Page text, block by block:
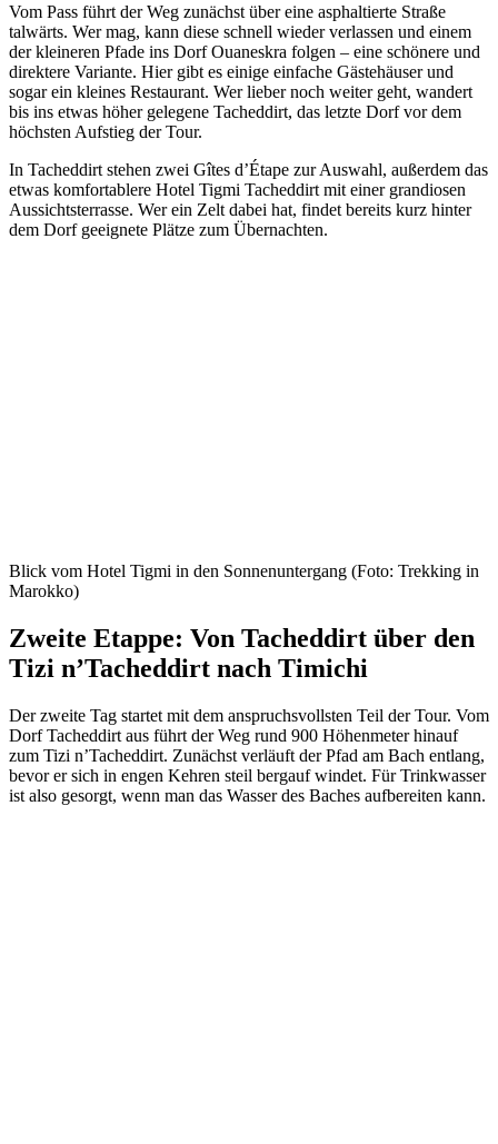
Vom Pass führt der Weg zunächst über eine asphaltierte Straße
talwärts. Wer mag, kann diese schnell wieder verlassen und einem
der kleineren Pfade ins Dorf Ouaneskra folgen – eine schönere und
direktere Variante. Hier gibt es einige einfache Gästehäuser und
sogar ein kleines Restaurant. Wer lieber noch weiter geht, wandert
bis ins etwas höher gelegene Tacheddirt, das letzte Dorf vor dem
höchsten Aufstieg der Tour.
In Tacheddirt stehen zwei Gîtes d’Étape zur Auswahl, außerdem das
etwas komfortablere Hotel Tigmi Tacheddirt mit einer grandiosen
Aussichtsterrasse. Wer ein Zelt dabei hat, findet bereits kurz hinter
dem Dorf geeignete Plätze zum Übernachten.
Blick vom Hotel Tigmi in den Sonnenuntergang (Foto: Trekking in
Marokko)
Zweite Etappe: Von Tacheddirt über den
Tizi n’Tacheddirt nach Timichi
Der zweite Tag startet mit dem anspruchsvollsten Teil der Tour. Vom
Dorf Tacheddirt aus führt der Weg rund 900 Höhenmeter hinauf
zum Tizi n’Tacheddirt. Zunächst verläuft der Pfad am Bach entlang,
bevor er sich in engen Kehren steil bergauf windet. Für Trinkwasser
ist also gesorgt, wenn man das Wasser des Baches aufbereiten kann.